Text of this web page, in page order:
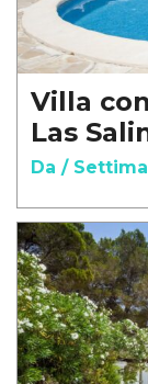
Villa
Las
Da /